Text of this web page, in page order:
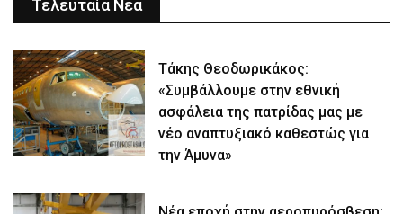
Τελευταία Νέα
Τάκης Θεοδωρικάκος:
«Συμβάλλουμε στην εθνική
ασφάλεια της πατρίδας μας με
νέο αναπτυξιακό καθεστώς για
την Άμυνα»